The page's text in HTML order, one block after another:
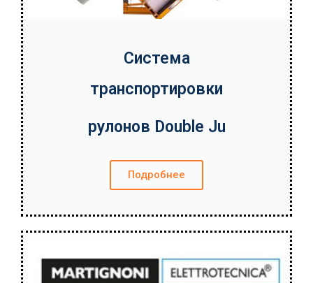
Система
транспортировки
рулонов Double Ju
Подробнее